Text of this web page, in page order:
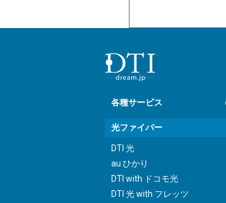
各種サービス
光ファイバー
DTI 光
au ひかり
DTI with ドコモ光
DTI 光 with フレッツ